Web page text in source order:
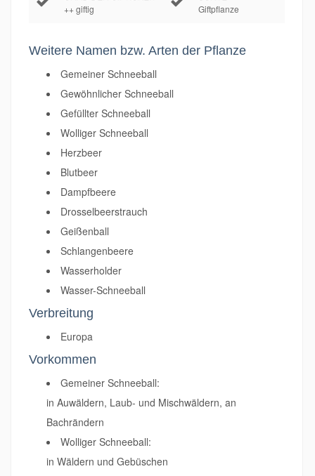
++ giftig
Giftpflanze
Weitere Namen bzw. Arten der Pflanze
Gemeiner Schneeball
Gewöhnlicher Schneeball
Gefüllter Schneeball
Wolliger Schneeball
Herzbeer
Blutbeer
Dampfbeere
Drosselbeerstrauch
Geißenball
Schlangenbeere
Wasserholder
Wasser-Schneeball
Verbreitung
Europa
Vorkommen
Gemeiner Schneeball:
in Auwäldern, Laub- und Mischwäldern, an
Bachrändern
Wolliger Schneeball:
in Wäldern und Gebüschen